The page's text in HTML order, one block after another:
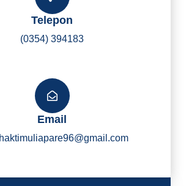
Y
I
Telepon
(0354) 394183
Email